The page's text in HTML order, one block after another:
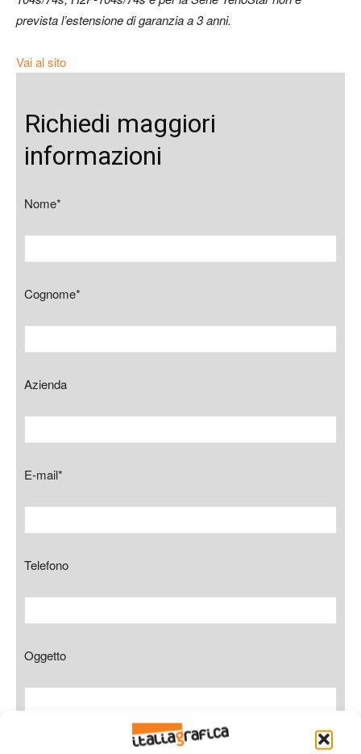
prevista l’estensione di garanzia a 3 anni.
Vai al sito
Richiedi maggiori
informazioni
Nome*
Cognome*
Azienda
E-mail*
Telefono
Oggetto